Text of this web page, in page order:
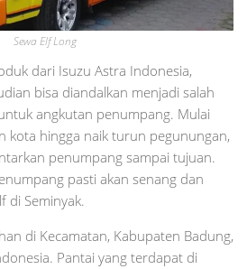
Sewa Elf Long
dari Isuzu Astra Indonesia,
bisa diandalkan menjadi salah
angkutan penumpang. Mulai
kota hingga naik turun pegunungan,
penumpang sampai tujuan.
pasti akan senang dan
di Seminyak.
di Kecamatan, Kabupaten Badung,
Pantai yang terdapat di